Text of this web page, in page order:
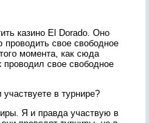
казино El Dorado. Оно
свое свободное
момента, как сюда
свое свободное
в турнире?
Я и правда участвую в